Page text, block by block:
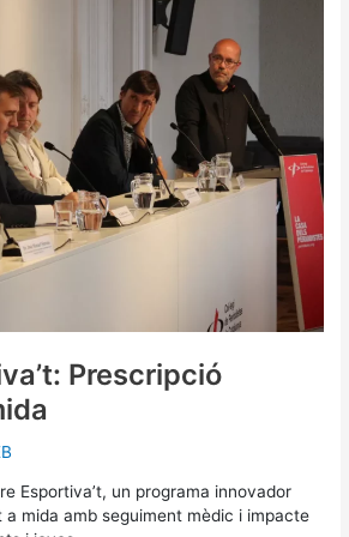
Prescripció
Esportiva’t, un programa innovador
mida amb seguiment mèdic i impacte